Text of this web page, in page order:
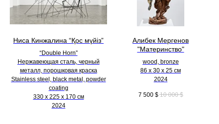
Ниса Кинжалина “Қос мүйіз”
“Double Horn”
Нержавеющая сталь, черный
металл, порошковая краска
Stainless steel, black metal, powder
coating
330 х 225 х 170 см
2024
Алибек Мергенов
"Материнство"
wood, bronze
86 х 30 х 25 см
2024
7 500 $ 10 000 $